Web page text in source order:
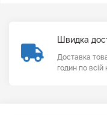
Швидка
Доставка
годин по всій